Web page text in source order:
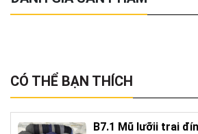
CÓ THỂ BẠN THÍCH
B7.1 Mũ lưỡii trai